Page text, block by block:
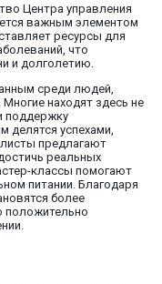
Центра управления
важным элементом
ресурсы для
что
и долголетию.
среди людей,
находят здесь не
поддержку
успехами,
предлагают
реальных
классы помогают
питании. Благодаря
более
положительно